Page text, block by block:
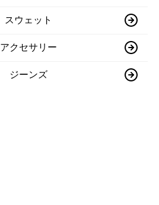
スウェット
アクセサリー
ジーンズ